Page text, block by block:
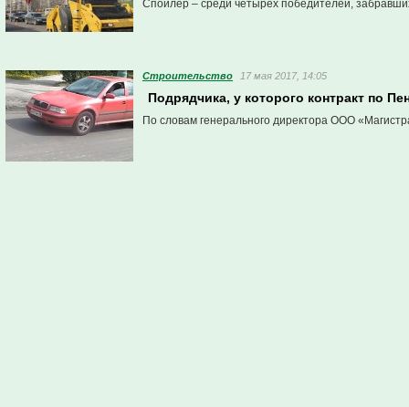
Спойлер – среди четырех победителей,
Строительство 17 мая 2017, 14:05
Подрядчика, у которого контракт по
По словам генерального директора ООО